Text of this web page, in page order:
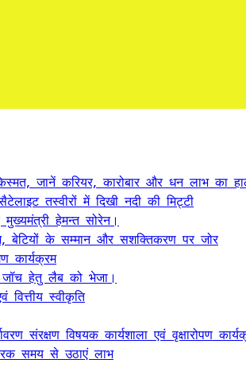
जानें करियर, कारोबार और धन लाभ का
तस्वीरों में दिखी नदी की मिट्टी
मुख्यमंत्री हेमन्त सोरेन।
बेटियों के सम्मान और सशक्तिकरण पर जोर
कार्यक्रम
हेतु लैब को भेजा।
स्वीकृति
संरक्षण विषयक कार्यशाला एवं वृक्षारोपण
समय से उठाएं लाभ